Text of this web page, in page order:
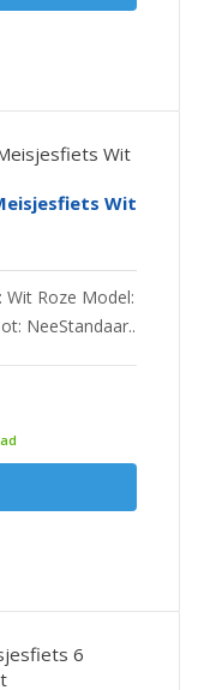
Wit
Wit Roze Model:
NeeStandaar..